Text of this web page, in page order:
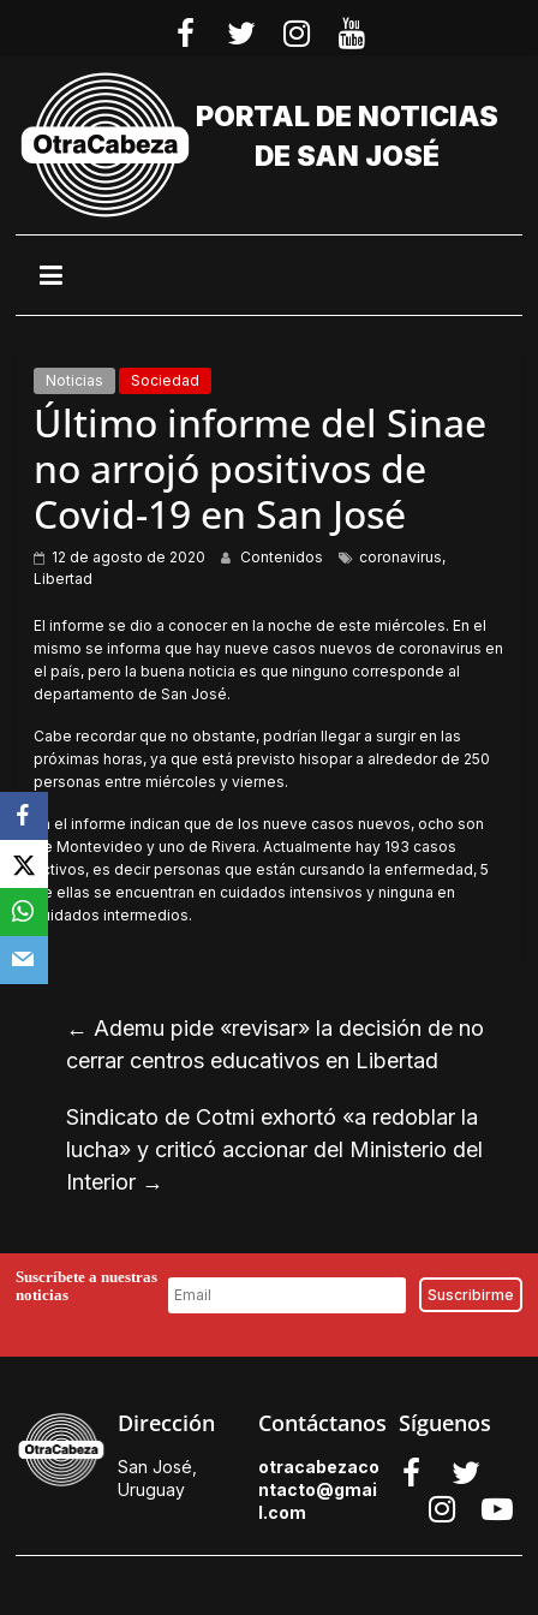
PORTAL DE NOTICIAS
DE SAN JOSÉ
Noticias Sociedad
Último informe del Sinae
no arrojó positivos de
Covid-19 en San José
12 de agosto de 2020 Contenidos coronavirus,
Libertad
El informe se dio a conocer en la noche de este miércoles. En el
mismo se informa que hay nueve casos nuevos de coronavirus en
el país, pero la buena noticia es que ninguno corresponde al
departamento de San José.
Cabe recordar que no obstante, podrían llegar a surgir en las
próximas horas, ya que está previsto hisopar a alrededor de 250
personas entre miércoles y viernes.
En el informe indican que de los nueve casos nuevos, ocho son
de Montevideo y uno de Rivera. Actualmente hay 193 casos
activos, es decir personas que están cursando la enfermedad, 5
de ellas se encuentran en cuidados intensivos y ninguna en
cuidados intermedios.
← Ademu pide «revisar» la decisión de no
cerrar centros educativos en Libertad
Sindicato de Cotmi exhortó «a redoblar la
lucha» y criticó accionar del Ministerio del
Interior →
Suscríbete a nuestras
noticias
Dirección
San José,
Uruguay
Contáctanos
otracabezaco
ntacto@gmai
l.com
Síguenos